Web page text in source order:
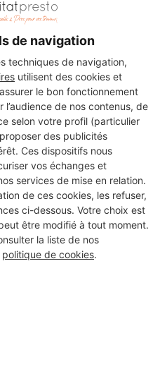
de navigation
techniques de navigation,
utilisent des cookies et
le bon fonctionnement
de nos contenus, de
selon votre profil (particulier
des publicités
Ces dispositifs nous
vos échanges et
services de mise en relation.
de ces cookies, les refuser,
ci-dessous. Votre choix est
être modifié à tout moment.
la liste de nos
politique de cookies.
et ne savez quel professionnel
partout en France.
UN DEVIS